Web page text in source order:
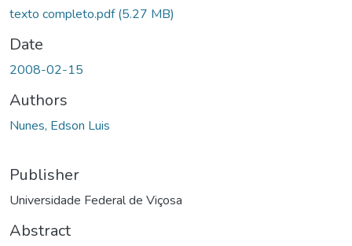
texto completo.pdf(5.27 MB)
Date
2008-02-15
Authors
Nunes, Edson Luis
Publisher
Universidade Federal de Viçosa
Abstract